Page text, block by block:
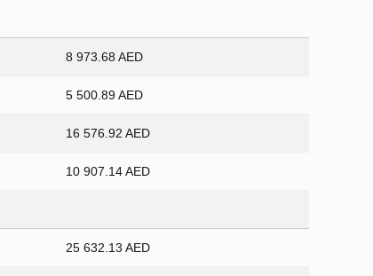
8 973.68 AED
5 500.89 AED
16 576.92 AED
10 907.14 AED
25 632.13 AED